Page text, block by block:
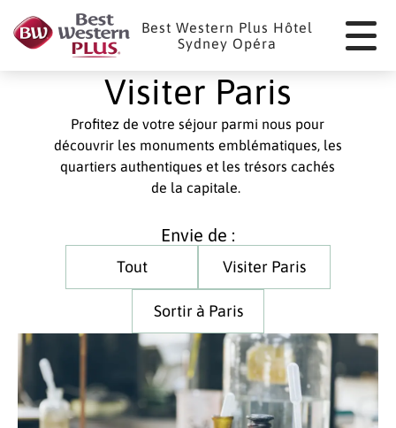
Best Western Plus Hôtel
Sydney Opéra
Visiter Paris
Profitez de votre séjour parmi nous pour
découvrir les monuments emblématiques, les
quartiers authentiques et les trésors cachés
de la capitale.
Envie de :
Tout Visiter Paris
Sortir à Paris